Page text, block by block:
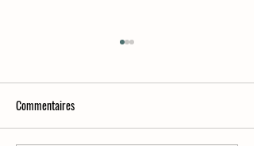
Le chou-rave
Commentaires